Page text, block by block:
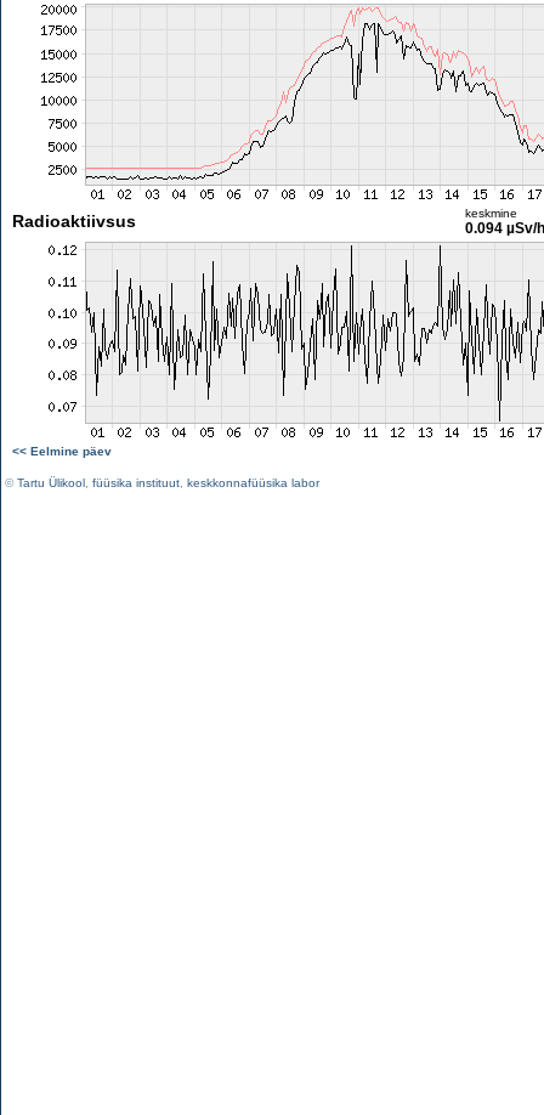
Radioaktiivsus keskmine
0.094 µSv/h
<< Eelmine päev
©Tartu Ülikool füüsika instituut keskkonnafüüsika labor